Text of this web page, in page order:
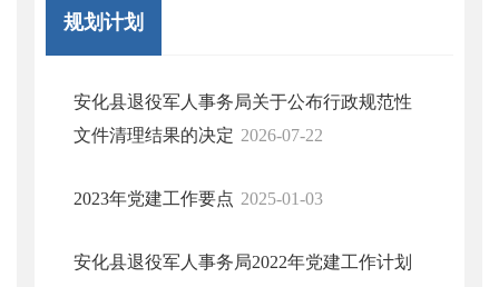
规划计划
安化县退役军人事务局关于公布行政规范性
文件清理结果的决定 2026-07-22
2023年党建工作要点 2025-01-03
安化县退役军人事务局2022年党建工作计划